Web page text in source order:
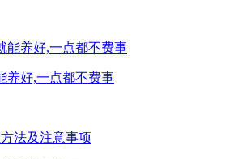
养好,一点都不费事